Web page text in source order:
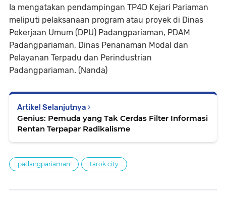
Ia mengatakan pendampingan TP4D Kejari Pariaman
meliputi pelaksanaan program atau proyek di Dinas
Pekerjaan Umum (DPU) Padangpariaman, PDAM
Padangpariaman, Dinas Penanaman Modal dan
Pelayanan Terpadu dan Perindustrian
Padangpariaman. (Nanda)
Artikel Selanjutnya
Genius: Pemuda yang Tak Cerdas Filter Informasi
Rentan Terpapar Radikalisme
padangpariaman tarok city